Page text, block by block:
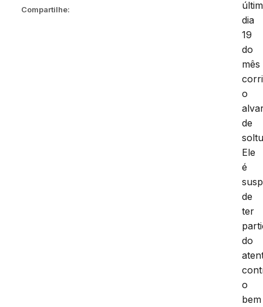
Compartilhe:
dia
19
do
mês
o
de
Ele
é
de
ter
do
o
bem